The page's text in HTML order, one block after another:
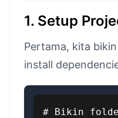
1. Setup
Pertama, kita
install
# Bikin